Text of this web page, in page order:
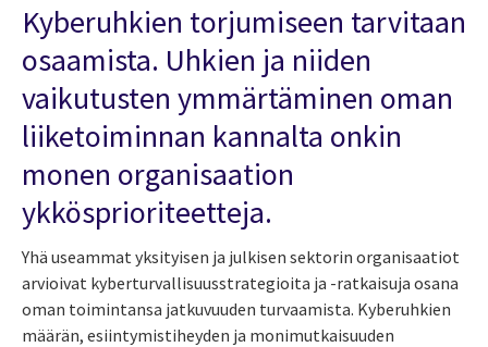
Kyberuhkien torjumiseen tarvitaan
osaamista. Uhkien ja niiden
vaikutusten ymmärtäminen oman
liiketoiminnan kannalta onkin
monen organisaation
ykkösprioriteetteja.
Yhä useammat yksityisen ja julkisen sektorin organisaatiot
arvioivat kyberturvallisuusstrategioita ja -ratkaisuja osana
oman toimintansa jatkuvuuden turvaamista. Kyberuhkien
määrän, esiintymistiheyden ja monimutkaisuuden